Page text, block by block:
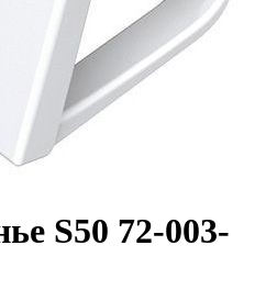
S50 72-003-